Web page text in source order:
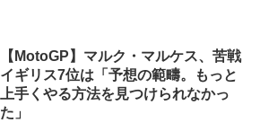
【MotoGP】マルク・マルケス、苦戦
イギリス7位は「予想の範疇。もっと
上手くやる方法を見つけられなかっ
た」